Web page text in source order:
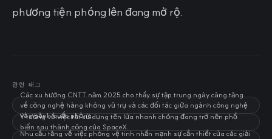
phương tiện phóng lên đang mở rộ.
관련 태그
Các xu hướng CNTT năm 2025 cho thấy sự tập trung ngày càng tăng
về công nghệ hàng không vũ trụ và các đối tác giữa ngành công nghệ
và ngành quốc phòng.
Ý tưởng về việc tái sử dụng tên lửa nhanh chóng đang trở nên phổ
biến sau thành công của SpaceX.
Nhu cầu tăng về việc phóng vệ tinh nhấn mạnh sự cần thiết của các giải